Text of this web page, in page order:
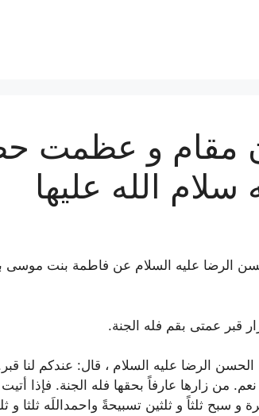
مقام و عظمت
الله عليها
الرضا علیه السلام عن فاطمة بنت موسی
قبر عمتی بقم فله الجنة.
الرضا علیه السلام ، قال: عندکم لنا
من زارها عارفاً بحقها فله الجنة. فإذا
و سبح ثلثاً و ثلثین تسبیحةً واحمداللَه ثلثا و